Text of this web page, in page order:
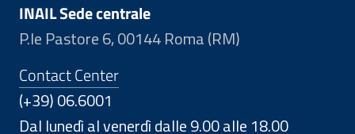
INAIL Sede centrale
P.le Pastore 6, 00144 Roma (RM)
Contact Center
(+39) 06.6001
Dal lunedì al venerdì dalle 9.00 alle 18.00